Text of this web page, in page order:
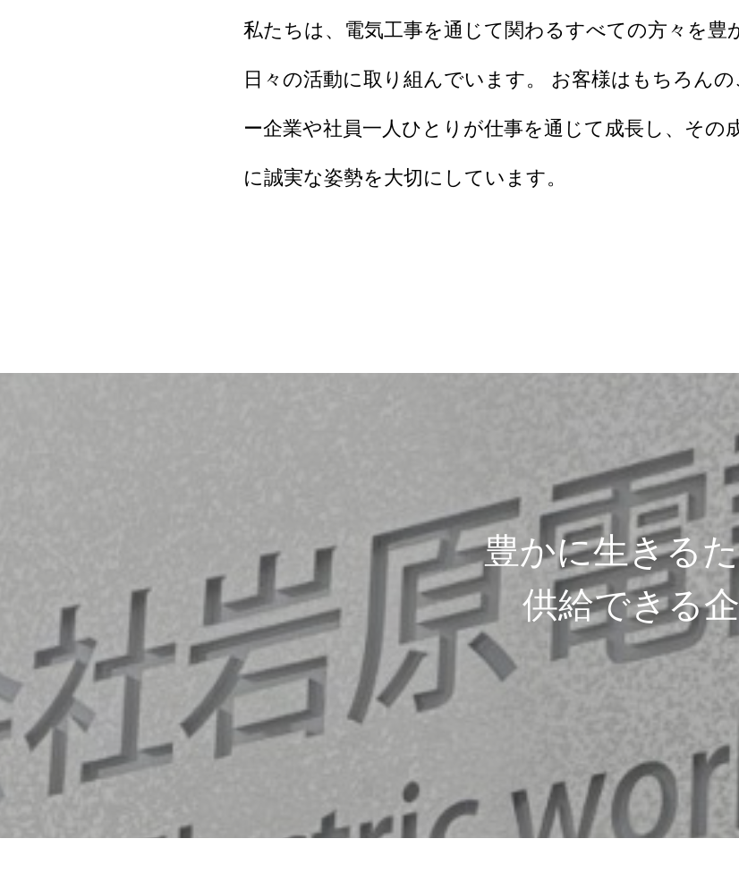
私たちは、電気工事を通じて関わるすべての方々を豊
日々の活動に取り組んでいます。 お客様はもちろん
ー企業や社員一人ひとりが仕事を通じて成長し、その
に誠実な姿勢を大切にしています。
豊かに生きる
供給できる